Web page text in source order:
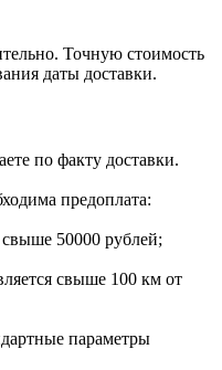
Точную стоимость
даты доставки.
по факту доставки.
предоплата:
50000 рублей;
свыше 100 км от
параметры